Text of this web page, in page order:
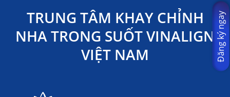
TRUNG TÂM KHAY CHỈNH
NHA TRONG SUỐT VINALIGN
VIỆT NAM
Đăng ký ngay